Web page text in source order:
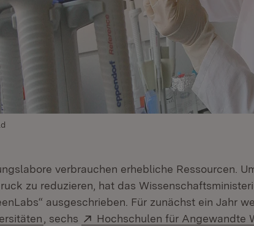
verbrauchen erhebliche Ressourcen.
zu reduzieren, hat das
ausgeschrieben. Für zunächst ein Jahr
(Öffnet in neuem Fenster)
, sechs Extern:
Hochschulen für Angewandte